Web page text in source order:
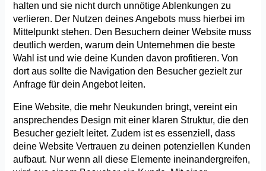
halten und sie nicht durch unnötige Ablenkungen zu
verlieren. Der Nutzen deines Angebots muss hierbei im
Mittelpunkt stehen. Den Besuchern deiner Website muss
deutlich werden, warum dein Unternehmen die beste
Wahl ist und wie deine Kunden davon profitieren. Von
dort aus sollte die Navigation den Besucher gezielt zur
Anfrage für dein Angebot leiten.
Eine Website, die mehr Neukunden bringt, vereint ein
ansprechendes Design mit einer klaren Struktur, die den
Besucher gezielt leitet. Zudem ist es essenziell, dass
deine Website Vertrauen zu deinen potenziellen Kunden
aufbaut. Nur wenn all diese Elemente ineinandergreifen,